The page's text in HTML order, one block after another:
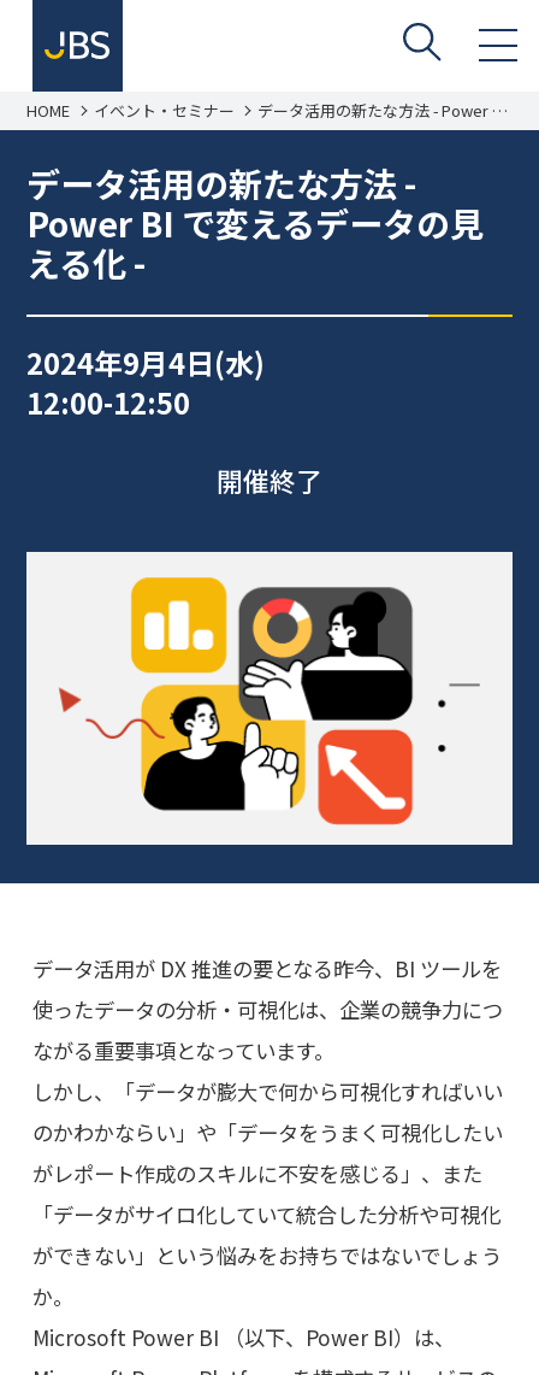
HOME イベント・セミナー データ活用の新たな方法 - Power BI
で変えるデータの見える化 -
データ活用の新たな方法 -
Power BI で変えるデータの見
える化 -
2024年9月4日(水)
12:00-12:50
開催終了
データ活用が DX 推進の要となる昨今、BI ツールを
使ったデータの分析・可視化は、企業の競争力につ
ながる重要事項となっています。
しかし、「データが膨大で何から可視化すればいい
のかわかならい」や「データをうまく可視化したい
がレポート作成のスキルに不安を感じる」、また
「データがサイロ化していて統合した分析や可視化
ができない」という悩みをお持ちではないでしょう
か。
Microsoft Power BI （以下、Power BI）は、